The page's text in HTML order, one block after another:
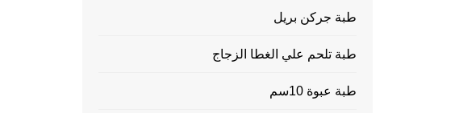
طبة جركن بريل
طبة تلحم علي الغطا الزجاج
طبة عبوة 10سم